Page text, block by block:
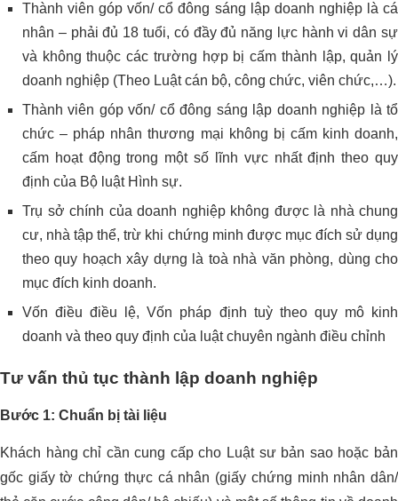
Thành viên góp vốn/ cổ đông sáng lập doanh nghiệp là cá
nhân – phải đủ 18 tuổi, có đầy đủ năng lực hành vi dân sự
và không thuộc các trường hợp bị cấm thành lập, quản lý
doanh nghiệp (Theo Luật cán bộ, công chức, viên chức,…).
Thành viên góp vốn/ cổ đông sáng lập doanh nghiệp là tổ
chức – pháp nhân thương mại không bị cấm kinh doanh,
cấm hoạt động trong một số lĩnh vực nhất định theo quy
định của Bộ luật Hình sự.
Trụ sở chính của doanh nghiệp không được là nhà chung
cư, nhà tập thể, trừ khi chứng minh được mục đích sử dụng
theo quy hoạch xây dựng là toà nhà văn phòng, dùng cho
mục đích kinh doanh.
Vốn điều điều lệ, Vốn pháp định tuỳ theo quy mô kinh
doanh và theo quy định của luật chuyên ngành điều chỉnh
Tư vấn thủ tục thành lập doanh nghiệp
Bước 1: Chuẩn bị tài liệu
Khách hàng chỉ cần cung cấp cho Luật sư bản sao hoặc bản
gốc giấy tờ chứng thực cá nhân (giấy chứng minh nhân dân/